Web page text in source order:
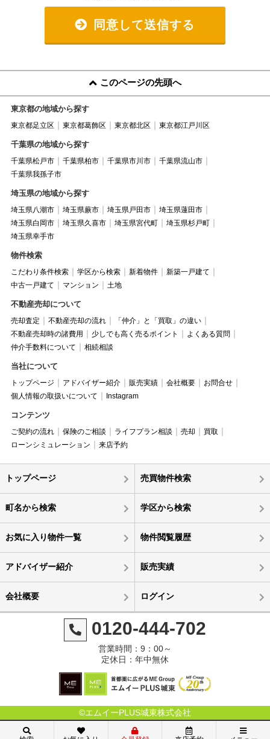
同意して送信する
このページの先頭へ
東京都の地域から探す
東京都足立区 東京都葛飾区 東京都北区 東京都江戸川区
千葉県の地域から探す
千葉県松戸市 千葉県柏市 千葉県市川市
千葉県流山市
千葉県我孫子市
埼玉県の地域から探す
埼玉県八潮市 埼玉県蕨市 埼玉県戸田市
埼玉県蓮田市
埼玉県白岡市
埼玉県久喜市 埼玉県宮代町
埼玉県杉戸町
埼玉県幸手市
物件検索
こだわり条件検索 学区から検索 新着物件
新築一戸建て
中古一戸建て
マンション 土地
不動産売却について
売却査定 不動産売却の流れ
「仲介」と「買取」の違い
不動産売却時の諸費用
少しでも高く売るポイント
よくある質問
仲介手数料について
相続相談
当社について
トップページ アドバイザー紹介 販売実績 会社概要
お問合せ
個人情報の取扱いについて
Instagram
コンテンツ
ご契約の流れ 保険のご相談 ライフプラン相談 売却
買取
ローンシミュレーション
来店予約
トップページ 売買物件検索
町名から検索 学区から検索
お気に入り物件一覧 物件閲覧履歴
アドバイザー紹介 販売実績
会社概要 ログイン
0120-444-702
営業時間：9：00～
定休日：年中無休
©エムイーPLUS城東株式会社